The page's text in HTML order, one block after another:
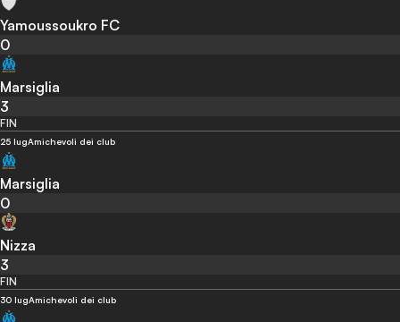
Yamoussoukro FC
0
Marsiglia
3
FIN
25 lugAmichevoli dei club
Marsiglia
0
Nizza
3
FIN
30 lugAmichevoli dei club